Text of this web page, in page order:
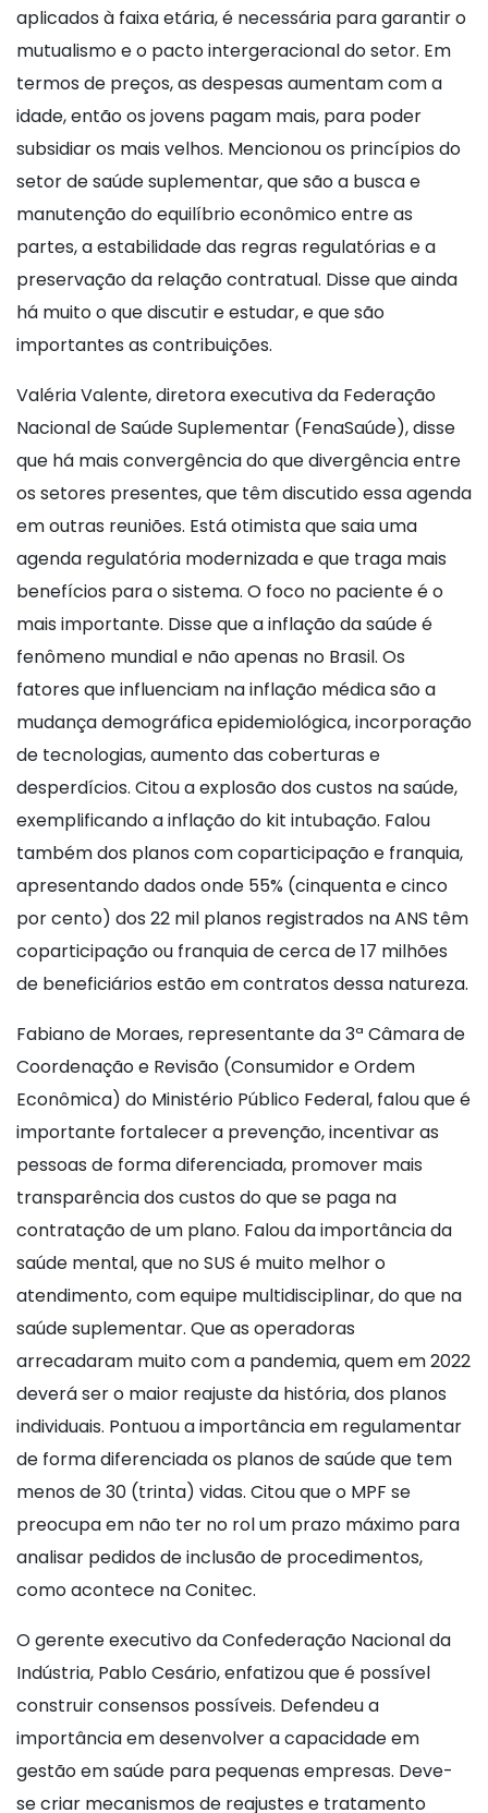
aplicados à faixa etária, é necessária para garantir o
mutualismo e o pacto intergeracional do setor. Em
termos de preços, as despesas aumentam com a
idade, então os jovens pagam mais, para poder
subsidiar os mais velhos. Mencionou os princípios do
setor de saúde suplementar, que são a busca e
manutenção do equilíbrio econômico entre as
partes, a estabilidade das regras regulatórias e a
preservação da relação contratual. Disse que ainda
há muito o que discutir e estudar, e que são
importantes as contribuições.
Valéria Valente, diretora executiva da Federação
Nacional de Saúde Suplementar (FenaSaúde), disse
que há mais convergência do que divergência entre
os setores presentes, que têm discutido essa agenda
em outras reuniões. Está otimista que saia uma
agenda regulatória modernizada e que traga mais
benefícios para o sistema. O foco no paciente é o
mais importante. Disse que a inflação da saúde é
fenômeno mundial e não apenas no Brasil. Os
fatores que influenciam na inflação médica são a
mudança demográfica epidemiológica, incorporação
de tecnologias, aumento das coberturas e
desperdícios. Citou a explosão dos custos na saúde,
exemplificando a inflação do kit intubação. Falou
também dos planos com coparticipação e franquia,
apresentando dados onde 55% (cinquenta e cinco
por cento) dos 22 mil planos registrados na ANS têm
coparticipação ou franquia de cerca de 17 milhões
de beneficiários estão em contratos dessa natureza.
Fabiano de Moraes, representante da 3ª Câmara de
Coordenação e Revisão (Consumidor e Ordem
Econômica) do Ministério Público Federal, falou que é
importante fortalecer a prevenção, incentivar as
pessoas de forma diferenciada, promover mais
transparência dos custos do que se paga na
contratação de um plano. Falou da importância da
saúde mental, que no SUS é muito melhor o
atendimento, com equipe multidisciplinar, do que na
saúde suplementar. Que as operadoras
arrecadaram muito com a pandemia, quem em 2022
deverá ser o maior reajuste da história, dos planos
individuais. Pontuou a importância em regulamentar
de forma diferenciada os planos de saúde que tem
menos de 30 (trinta) vidas. Citou que o MPF se
preocupa em não ter no rol um prazo máximo para
analisar pedidos de inclusão de procedimentos,
como acontece na Conitec.
O gerente executivo da Confederação Nacional da
Indústria, Pablo Cesário, enfatizou que é possível
construir consensos possíveis. Defendeu a
importância em desenvolver a capacidade em
gestão em saúde para pequenas empresas. Deve-
se criar mecanismos de reajustes e tratamento